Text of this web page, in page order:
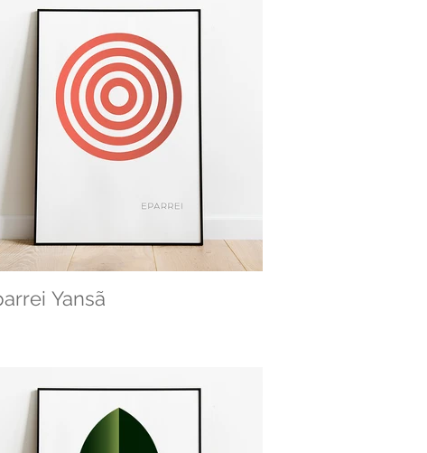
Yansã